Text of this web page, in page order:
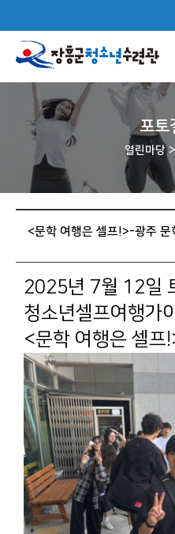
포토
열린마당 >
<문학 여행은 셀프!>-광주 문
2025년 7월 12일
청소년셀프여행가
<문학 여행은 셀프